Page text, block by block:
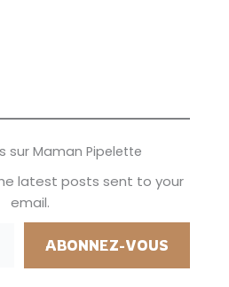
sur Maman Pipelette
latest posts sent to your
email.
ABONNEZ-VOUS